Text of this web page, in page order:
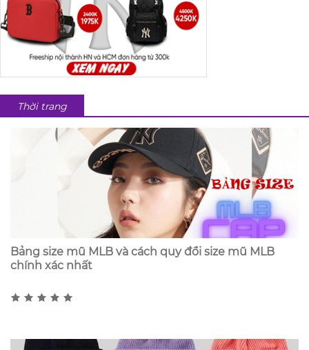
Thời trang
Bảng size mũ MLB và cách quy đổi size mũ MLB
chính xác nhất